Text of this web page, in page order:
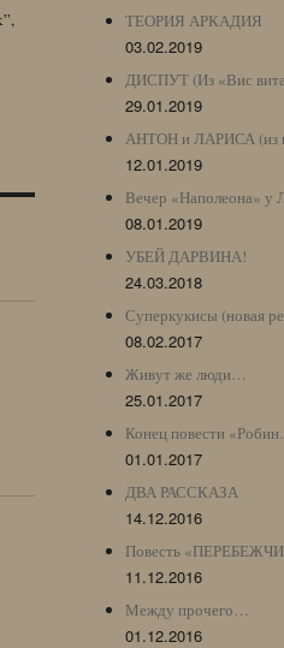
ТЕОРИЯ АРКАДИЯ
03.02.2019
ДИСПУТ (Из «Вис
29.01.2019
АНТОН и ЛАРИСА (из
12.01.2019
Вечер «Наполеона» у
08.01.2019
УБЕЙ ДАРВИНА!
24.03.2018
Суперкукисы (новая
08.02.2017
Живут же люди…
25.01.2017
Конец повести
01.01.2017
ДВА РАССКАЗА
14.12.2016
Повесть
11.12.2016
Между прочего…
01.12.2016